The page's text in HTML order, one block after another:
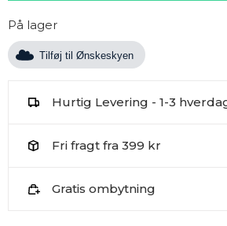
På lager
Tilføj til Ønskeskyen
Hurtig Levering - 1-3
Fri fragt fra 399 kr
Gratis ombytning